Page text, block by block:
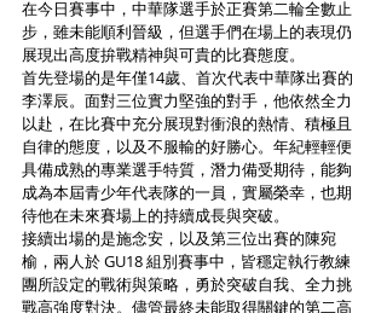
在今日賽事中，中華隊選手於正賽第二輪全數止
步，雖未能順利晉級，但選手們在場上的表現仍
展現出高度拚戰精神與可貴的比賽態度。
首先登場的是年僅14歲、首次代表中華隊出賽的
李澤辰。面對三位實力堅強的對手，他依然全力
以赴，在比賽中充分展現對衝浪的熱情、積極且
自律的態度，以及不服輸的好勝心。年紀輕輕便
具備成熟的專業選手特質，潛力備受期待，能夠
成為本屆青少年代表隊的一員，實屬榮幸，也期
待他在未來賽場上的持續成長與突破。
接續出場的是施念安，以及第三位出賽的陳宛
榆，兩人於 GU18 組別賽事中，皆穩定執行教練
團所設定的戰術與策略，勇於突破自我、全力挑
戰高強度對決。儘管最終未能取得關鍵的第二高